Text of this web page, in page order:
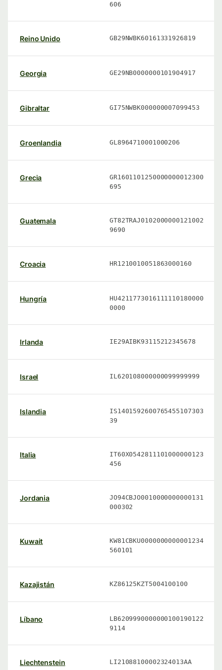
606
Reino Unido GB29NWBK60161331926819
Georgia GE29NB0000000101904917
Gibraltar GI75NWBK000000007099453
Groenlandia GL8964710001000206
Grecia
GR1601101250000000012300
695
Guatemala
GT82TRAJ0102000000121002
9690
Croacia HR1210010051863000160
Hungría
HU4211773016111110180000
0000
Irlanda IE29AIBK93115212345678
Israel IL620108000000099999999
Islandia
IS1401592600765455107303
39
Italia
IT60X0542811101000000123
456
Jordania
JO94CBJO0010000000000131
000302
Kuwait
KW81CBKU0000000000001234
560101
Kazajistán KZ86125KZT5004100100
Líbano
LB6209990000000100190122
9114
Liechtenstein LI21088100002324013AA